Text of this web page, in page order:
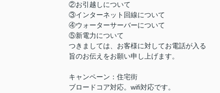
②お引越しについて
③インターネット回線について
④ウォーターサーバーについて
⑤新電力について
つきましては、お客様に対してお電話が入る
旨のお伝えをお願い申し上げます。
キャンペーン：住宅街
ブロードコア対応。wifi対応です。